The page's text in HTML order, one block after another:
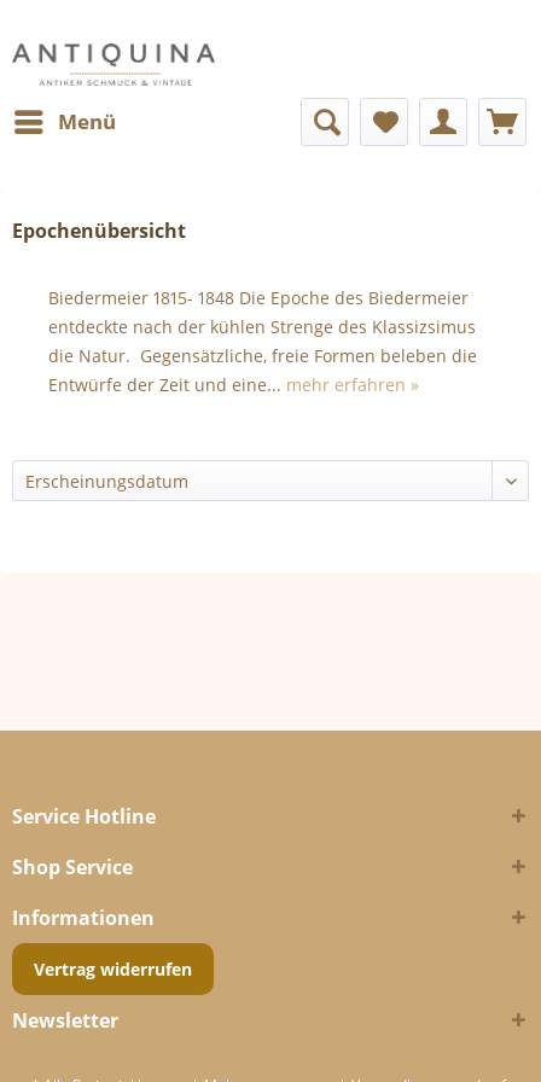
Menü
Epochenübersicht
Biedermeier 1815- 1848 Die Epoche des Biedermeier
entdeckte nach der kühlen Strenge des Klassizsimus
die Natur. Gegensätzliche, freie Formen beleben die
Entwürfe der Zeit und eine... mehr erfahren »
Service Hotline
Shop Service
Informationen
Vertrag widerrufen
Newsletter